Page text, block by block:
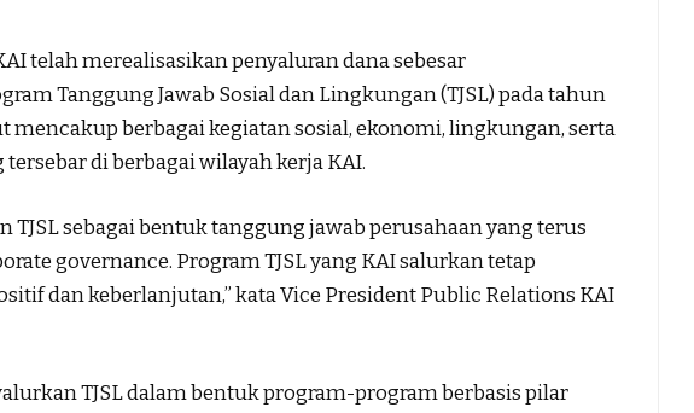
telah merealisasikan penyaluran dana sebesar
Tanggung Jawab Sosial dan Lingkungan (TJSL) pada tahun
mencakup berbagai kegiatan sosial, ekonomi, lingkungan, serta
di berbagai wilayah kerja KAI.
TJSL sebagai bentuk tanggung jawab perusahaan yang terus
governance. Program TJSL yang KAI salurkan tetap
dan keberlanjutan,” kata Vice President Public Relations KAI
TJSL dalam bentuk program-program berbasis pilar